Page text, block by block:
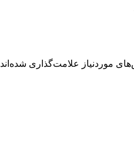
موردنیاز علامت‌گذاری شده‌اند